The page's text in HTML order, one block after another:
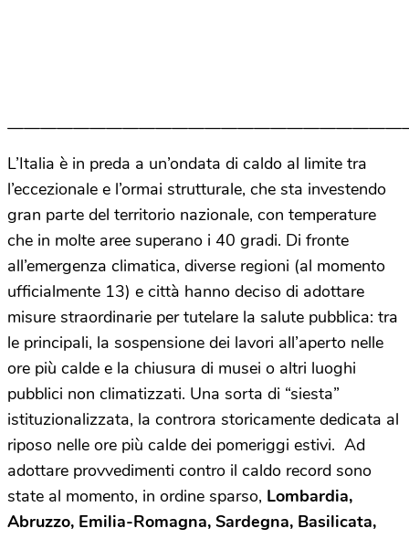
L’Italia è in preda a un’ondata di caldo al limite tra
l’eccezionale e l’ormai strutturale, che sta investendo
gran parte del territorio nazionale, con temperature
che in molte aree superano i 40 gradi. Di fronte
all’emergenza climatica, diverse regioni (al momento
ufficialmente 13) e città hanno deciso di adottare
misure straordinarie per tutelare la salute pubblica: tra
le principali, la sospensione dei lavori all’aperto nelle
ore più calde e la chiusura di musei o altri luoghi
pubblici non climatizzati. Una sorta di “siesta”
istituzionalizzata, la controra storicamente dedicata al
riposo nelle ore più calde dei pomeriggi estivi. Ad
adottare provvedimenti contro il caldo record sono
state al momento, in ordine sparso, Lombardia,
Abruzzo, Emilia-Romagna, Sardegna, Basilicata,